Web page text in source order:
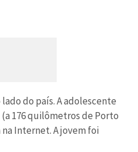
do país. A adolescente
176 quilômetros de Porto
Internet. A jovem foi